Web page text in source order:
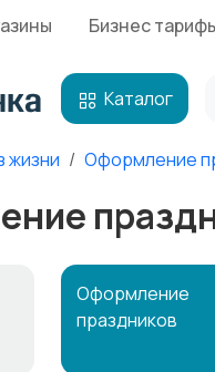
Бизнес
Каталог
жизни Оформление
Оформление
праздников